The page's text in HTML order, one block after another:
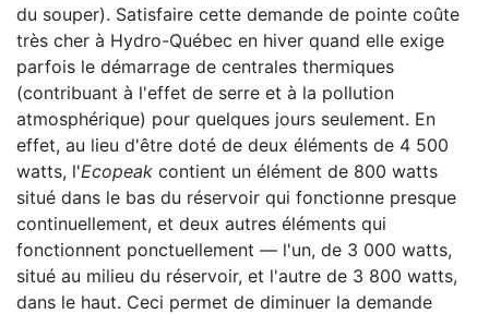
du souper). Satisfaire cette demande de pointe coûte
très cher à Hydro-Québec en hiver quand elle exige
parfois le démarrage de centrales thermiques
(contribuant à l'effet de serre et à la pollution
atmosphérique) pour quelques jours seulement. En
effet, au lieu d'être doté de deux éléments de 4 500
watts, l'Ecopeak contient un élément de 800 watts
situé dans le bas du réservoir qui fonctionne presque
continuellement, et deux autres éléments qui
fonctionnent ponctuellement — l'un, de 3 000 watts,
situé au milieu du réservoir, et l'autre de 3 800 watts,
dans le haut. Ceci permet de diminuer la demande